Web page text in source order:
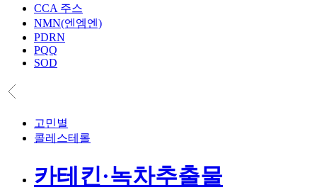
CCA 주스
NMN(엔엠엔)
PDRN
PQQ
SOD
고민별
콜레스테롤
카테킨·녹차추출물